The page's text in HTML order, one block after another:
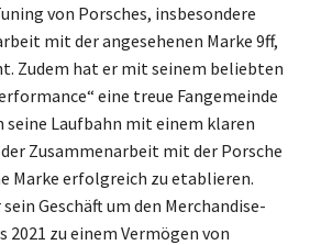
von Porsches, insbesondere
mit der angesehenen Marke 9ff,
Zudem hat er mit seinem beliebten
eine treue Fangemeinde
seine Laufbahn mit einem klaren
Zusammenarbeit mit der Porsche
Marke erfolgreich zu etablieren.
Geschäft um den Merchandise-
2021 zu einem Vermögen von